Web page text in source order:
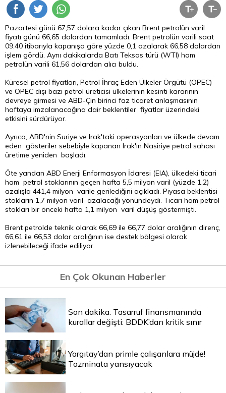
Pazartesi günü 67,57 dolara kadar çıkan Brent petrolün varil
fiyatı günü 66,65 dolardan tamamladı. Brent petrolün varili saat
09.40 itibarıyla kapanışa göre yüzde 0,1 azalarak 66,58 dolardan
işlem gördü. Aynı dakikalarda Batı Teksas türü (WTI) ham
petrolün varili 61,56 dolardan alıcı buldu.
Küresel petrol fiyatları, Petrol İhraç Eden Ülkeler Örgütü (OPEC)
ve OPEC dışı bazı petrol üreticisi ülkelerinin kesinti kararının
devreye girmesi ve ABD-Çin birinci faz ticaret anlaşmasının
haftaya imzalanacağına dair beklentiler fiyatlar üzerindeki
etkisini sürdürüyor.
Ayrıca, ABD'nin Suriye ve Irak'taki operasyonları ve ülkede devam
eden gösteriler sebebiyle kapanan Irak'ın Nasiriye petrol sahası
üretime yeniden başladı.
Öte yandan ABD Enerji Enformasyon İdaresi (EIA), ülkedeki ticari
ham petrol stoklarının geçen hafta 5,5 milyon varil (yüzde 1,2)
azalışla 441,4 milyon varile gerilediğini açıkladı. Piyasa beklentisi
stokların 1,7 milyon varil azalacağı yönündeydi. Ticari ham petrol
stokları bir önceki hafta 1,1 milyon varil düşüş göstermişti.
Brent petrolde teknik olarak 66,69 ile 66,77 dolar aralığının direnç,
66,61 ile 66,53 dolar aralığının ise destek bölgesi olarak
izlenebileceği ifade ediliyor.
En Çok Okunan Haberler
Son dakika: Tasarruf finansmanında
kurallar değişti: BDDK’dan kritik sınır
Yargıtay’dan primle çalışanlara müjde!
Tazminata yansıyacak